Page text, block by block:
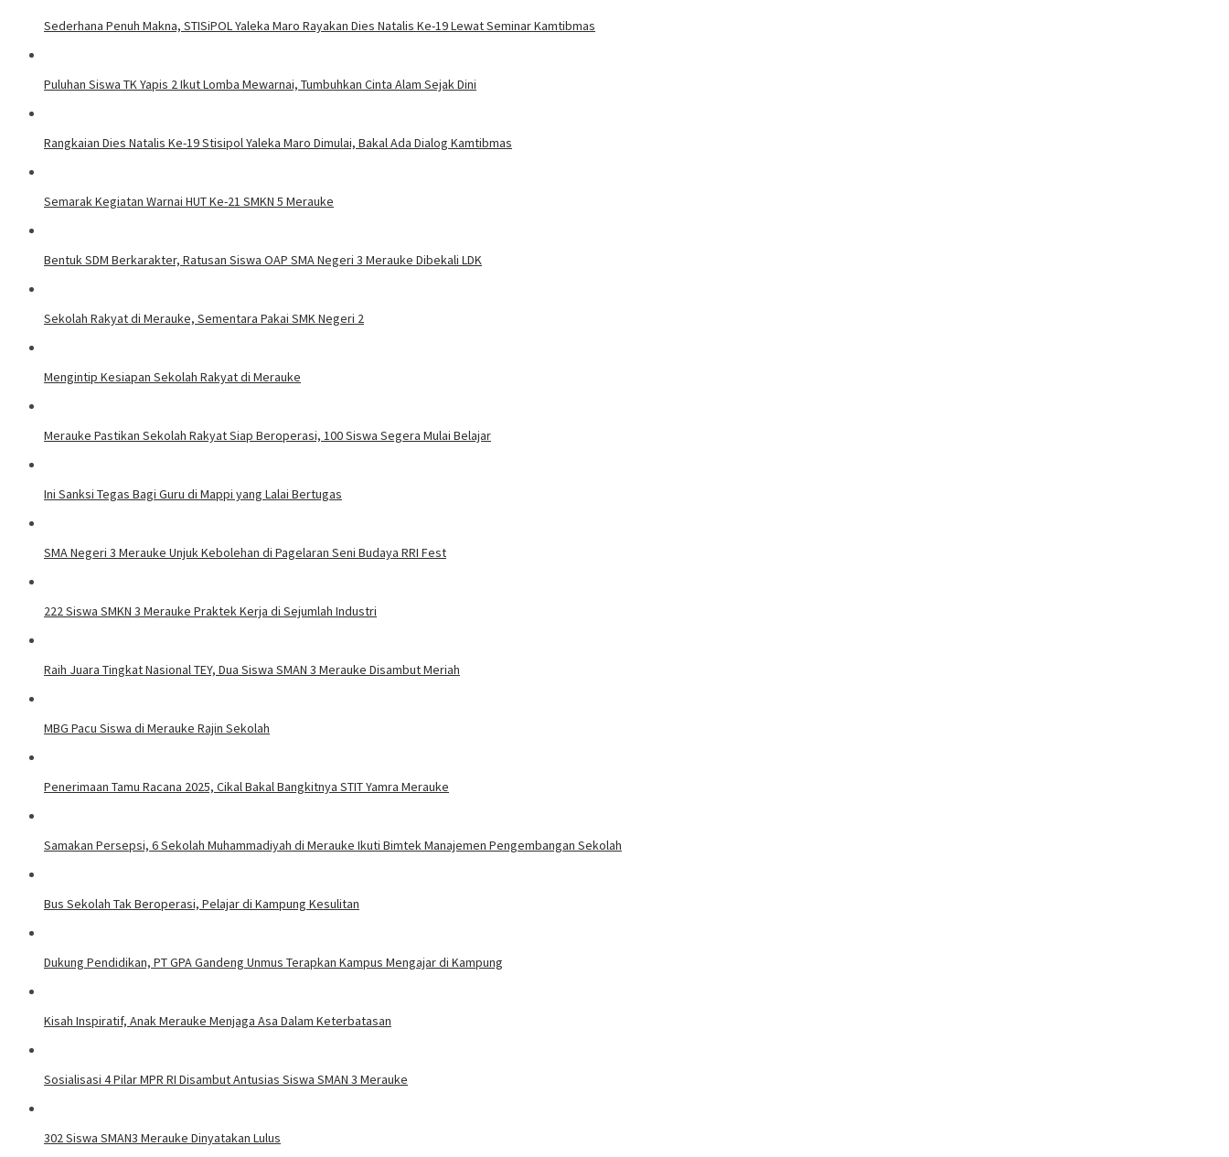
Sederhana Penuh Makna, STISiPOL Yaleka Maro Rayakan Dies Natalis Ke-19 Lewat Seminar Kamtibmas
Puluhan Siswa TK Yapis 2 Ikut Lomba Mewarnai, Tumbuhkan Cinta Alam Sejak Dini
Rangkaian Dies Natalis Ke-19 Stisipol Yaleka Maro Dimulai, Bakal Ada Dialog Kamtibmas
Semarak Kegiatan Warnai HUT Ke-21 SMKN 5 Merauke
Bentuk SDM Berkarakter, Ratusan Siswa OAP SMA Negeri 3 Merauke Dibekali LDK
Sekolah Rakyat di Merauke, Sementara Pakai SMK Negeri 2
Mengintip Kesiapan Sekolah Rakyat di Merauke
Merauke Pastikan Sekolah Rakyat Siap Beroperasi, 100 Siswa Segera Mulai Belajar
Ini Sanksi Tegas Bagi Guru di Mappi yang Lalai Bertugas
SMA Negeri 3 Merauke Unjuk Kebolehan di Pagelaran Seni Budaya RRI Fest
222 Siswa SMKN 3 Merauke Praktek Kerja di Sejumlah Industri
Raih Juara Tingkat Nasional TEY, Dua Siswa SMAN 3 Merauke Disambut Meriah
MBG Pacu Siswa di Merauke Rajin Sekolah
Penerimaan Tamu Racana 2025, Cikal Bakal Bangkitnya STIT Yamra Merauke
Samakan Persepsi, 6 Sekolah Muhammadiyah di Merauke Ikuti Bimtek Manajemen Pengembangan Sekolah
Bus Sekolah Tak Beroperasi, Pelajar di Kampung Kesulitan
Dukung Pendidikan, PT GPA Gandeng Unmus Terapkan Kampus Mengajar di Kampung
Kisah Inspiratif, Anak Merauke Menjaga Asa Dalam Keterbatasan
Sosialisasi 4 Pilar MPR RI Disambut Antusias Siswa SMAN 3 Merauke
302 Siswa SMAN3 Merauke Dinyatakan Lulus